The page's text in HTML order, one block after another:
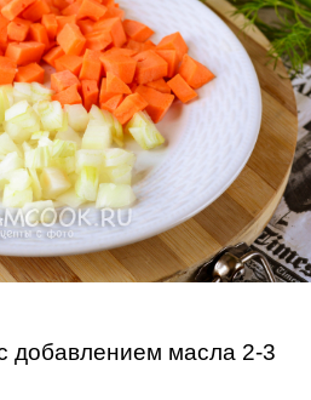
добавлением масла 2-3